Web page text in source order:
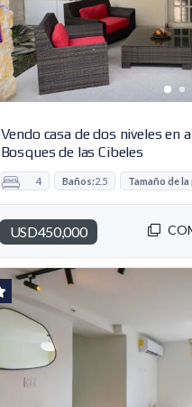
Vendo casa de dos niveles en
Bosques de las Cibeles
USD450,000
4 Baños:2.5 Tamaño de